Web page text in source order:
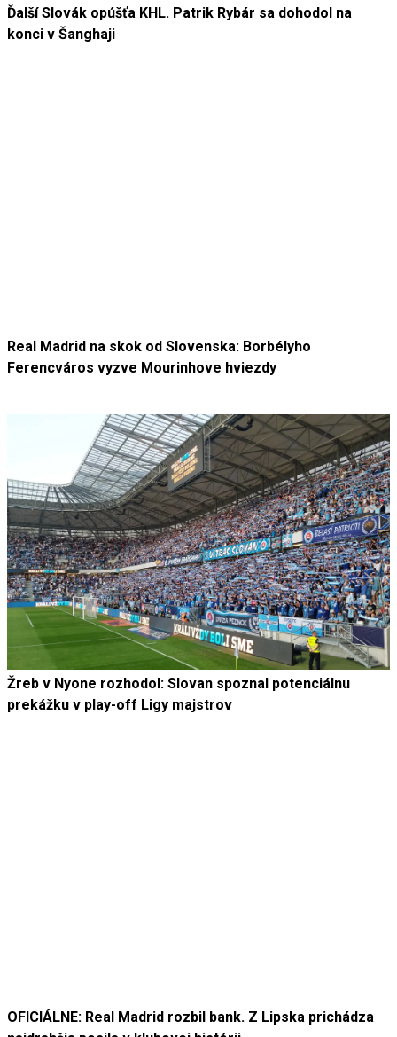
Ďalší Slovák opúšťa KHL. Patrik Rybár sa dohodol na
konci v Šanghaji
Real Madrid na skok od Slovenska: Borbélyho
Ferencváros vyzve Mourinhove hviezdy
Žreb v Nyone rozhodol: Slovan spoznal potenciálnu
prekážku v play-off Ligy majstrov
OFICIÁLNE: Real Madrid rozbil bank. Z Lipska prichádza